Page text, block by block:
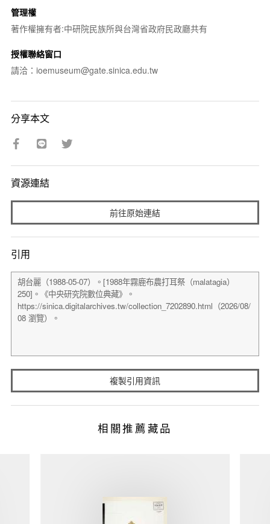
管理權
著作權擁有者:中研院民族所與台灣省政府民政廳共有
授權聯絡窗口
請洽：ioemuseum@gate.sinica.edu.tw
分享本文
資源連結
前往原始連結
引用
複製引用資訊
相關推薦藏品